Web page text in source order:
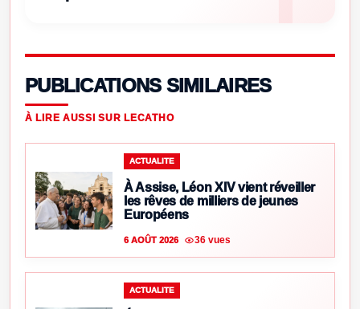
PUBLICATIONS SIMILAIRES
À LIRE AUSSI SUR LECATHO
ACTUALITE
À Assise, Léon XIV vient réveiller
les rêves de milliers de jeunes
Européens
6 AOÛT 2026 36 vues
ACTUALITE